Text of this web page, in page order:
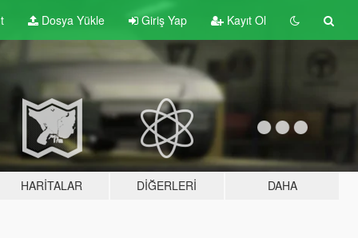
Dosya Yükle Giriş Yap Kayıt Ol
HARITALAR DIĞERLERI DAHA